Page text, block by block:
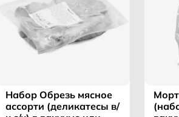
Набор Обрезь мясное
ассорти (деликатесы в/